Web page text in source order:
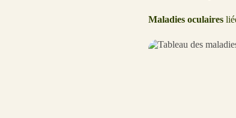
Maladies oculaires